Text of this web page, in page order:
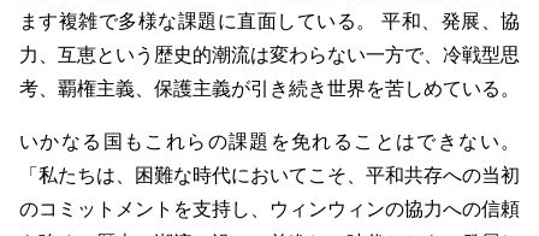
ます複雑で多様な課題に直面している。 平和、発展、協
力、互恵という歴史的潮流は変わらない一方で、冷戦型思
考、覇権主義、保護主義が引き続き世界を苦しめている。
いかなる国もこれらの課題を免れることはできない。
「私たちは、困難な時代においてこそ、平和共存への当初
のコミットメントを支持し、ウィンウィンの協力への信頼